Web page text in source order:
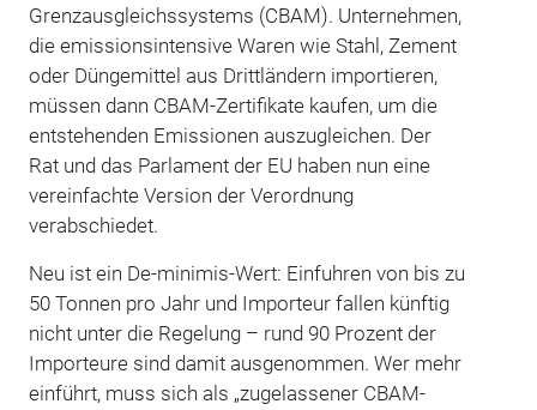
Grenzausgleichssystems (CBAM). Unternehmen,
die emissionsintensive Waren wie Stahl, Zement
oder Düngemittel aus Drittländern importieren,
müssen dann CBAM-Zertifikate kaufen, um die
entstehenden Emissionen auszugleichen. Der
Rat und das Parlament der EU haben nun eine
vereinfachte Version der Verordnung
verabschiedet.
Neu ist ein De-minimis-Wert: Einfuhren von bis zu
50 Tonnen pro Jahr und Importeur fallen künftig
nicht unter die Regelung – rund 90 Prozent der
Importeure sind damit ausgenommen. Wer mehr
einführt, muss sich als „zugelassener CBAM-